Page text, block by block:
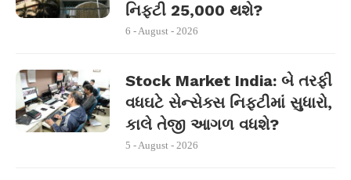
નિફ્ટી 25,000 થશે?
6 - August - 2026
Stock Market India: બે તરફી
વધઘટે સેન્સેક્સ નિફ્ટીમાં સુધારો,
કાલે તેજી આગળ વધશે?
5 - August - 2026